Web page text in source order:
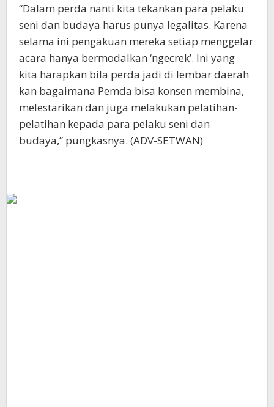
“Dalam perda nanti kita tekankan para pelaku
seni dan budaya harus punya legalitas. Karena
selama ini pengakuan mereka setiap menggelar
acara hanya bermodalkan ‘ngecrek’. Ini yang
kita harapkan bila perda jadi di lembar daerah
kan bagaimana Pemda bisa konsen membina,
melestarikan dan juga melakukan pelatihan-
pelatihan kepada para pelaku seni dan
budaya,” pungkasnya. (ADV-SETWAN)